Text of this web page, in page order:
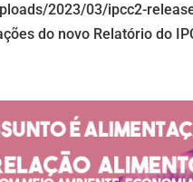
2023/03/ipcc2-
do novo Relatório do